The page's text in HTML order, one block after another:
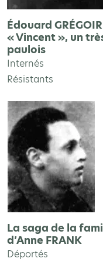
Édouard
« Vincent », un
paulois
Internés
Résistants
La saga de la
d’Anne FRANK
Déportés